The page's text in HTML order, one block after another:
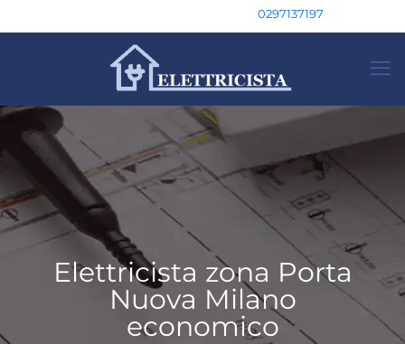
0297137197
Elettricista zona Porta
Nuova Milano
economico